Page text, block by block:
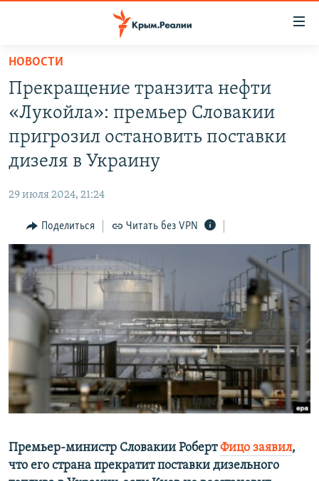
Вернуться
основному
содержанию
Вернутся
главной
Вернутся
поиску
СПЕЦПРОЕКТЫ
КАРТА ВОЕННЫХ ОБЪЕКТОВ КРЫМА
ВОДА
ИНФОГРАФИКА
ТЕЛЕПРОЕКТ КРЫМ.РЕАЛИИ
СОВЕТЫ ПРАВОЗАЩИТНИКОВ
ПРОПАВШИЕ БЕЗ ВЕСТИ
ПОБЕДИТЕЛЕЙ НЕ СУДЯТ?
КРЫМ.НЕПОКОРЕННЫЙ
ELIFBE
УКРАИНСКАЯ ПРОБЛЕМА КРЫМА
РАДІО СВОБОДА
КАК ОБОЙТИ БЛОКИРОВКУ
Українською
Qırımtatar
ПРИСОЕДИНЯЙТЕСЬ!
НОВОСТИ
Прекращение транзита нефти
«Лукойла»: премьер Словакии
пригрозил остановить поставки
дизеля в Украину
29 июля 2024, 21:24
Поделиться Читать без VPN
Премьер-министр Словакии РобертФицо заявил,
что его страна прекратит поставки дизельного